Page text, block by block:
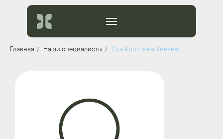
______
Главная / Наши специалисты / Сон Кристина Хиевна